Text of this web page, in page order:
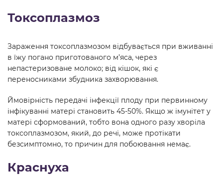
Токсоплазмоз
Зараження токсоплазмозом відбувається при вживанні
в їжу погано приготованого м’яса, через
непастеризоване молоко; від кішок, які є
переносниками збудника захворювання.
Ймовірність передачі інфекції плоду при первинному
інфікуванні матері становить 45-50%. Якщо ж імунітет у
матері сформований, тобто вона одного разу хворіла
токсоплазмозом, який, до речі, може протікати
безсимптомно, то причин для побоювання немає.
Краснуха